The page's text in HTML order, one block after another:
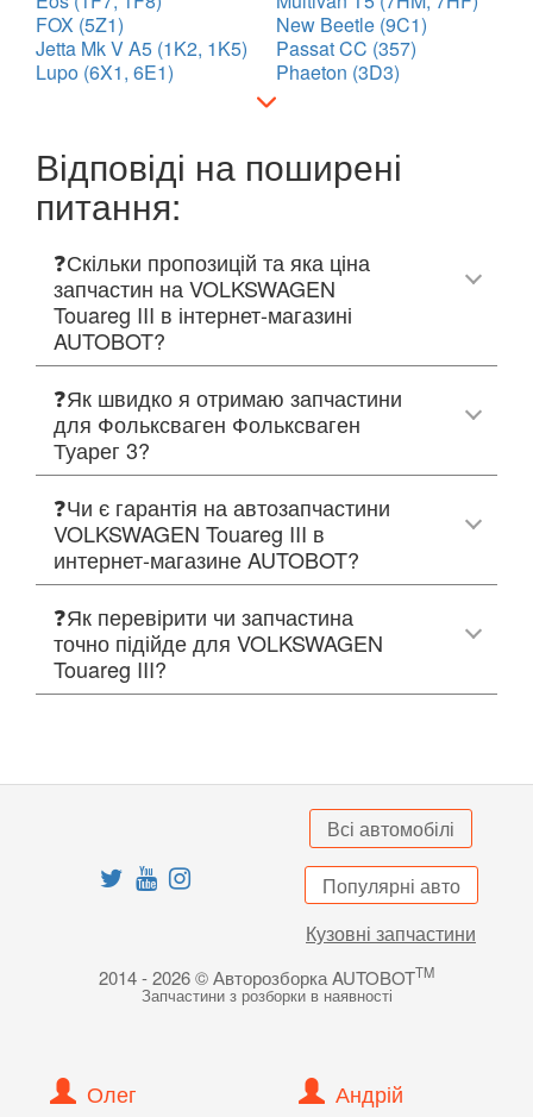
FOX (5Z1)
Jetta Mk V A5 (1K2, 1K5)
Lupo (6X1, 6E1)
New Beetle (9C1)
Passat CC (357)
Phaeton (3D3)
Відповіді на поширені
питання:
❓Скільки пропозицій та яка ціна
запчастин на VOLKSWAGEN
Touareg III в інтернет-магазині
AUTOBOT?
❓Як швидко я отримаю запчастини
для Фольксваген Фольксваген
Туарег 3?
❓Чи є гарантія на автозапчастини
VOLKSWAGEN Touareg III в
интернет-магазине AUTOBOT?
❓Як перевірити чи запчастина
точно підійде для VOLKSWAGEN
Touareg III?
Всі автомобілі
Популярні авто
Кузовні запчастини
2014 - 2026 © Авторозборка AUTOBOTTM
Запчастини з розборки в наявності
Олег
Андрій